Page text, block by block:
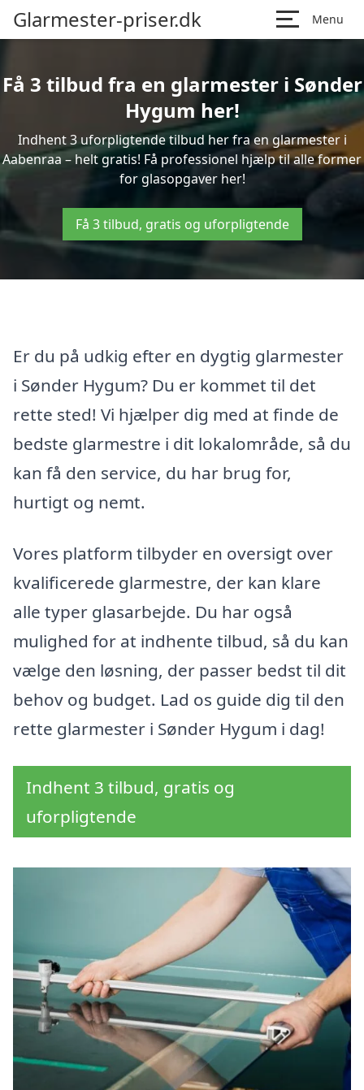
Glarmester-priser.dk Menu
Få 3 tilbud fra en glarmester i Sønder
Hygum her!
Indhent 3 uforpligtende tilbud her fra en glarmester i
Aabenraa – helt gratis! Få professionel hjælp til alle former
for glasopgaver her!
Få 3 tilbud, gratis og uforpligtende
Er du på udkig efter en dygtig glarmester
i Sønder Hygum? Du er kommet til det
rette sted! Vi hjælper dig med at finde de
bedste glarmestre i dit lokalområde, så du
kan få den service, du har brug for,
hurtigt og nemt.
Vores platform tilbyder en oversigt over
kvalificerede glarmestre, der kan klare
alle typer glasarbejde. Du har også
mulighed for at indhente tilbud, så du kan
vælge den løsning, der passer bedst til dit
behov og budget. Lad os guide dig til den
rette glarmester i Sønder Hygum i dag!
Indhent 3 tilbud, gratis og
uforpligtende